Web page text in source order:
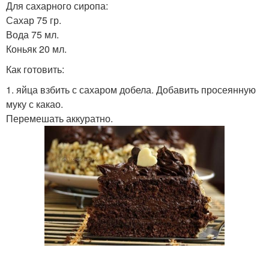
Для сахарного сиропа:
Сахар 75 гр.
Вода 75 мл.
Коньяк 20 мл.
Как готовить:
1. яйца взбить с сахаром добела. Добавить просеянную
муку с какао.
Перемешать аккуратно.